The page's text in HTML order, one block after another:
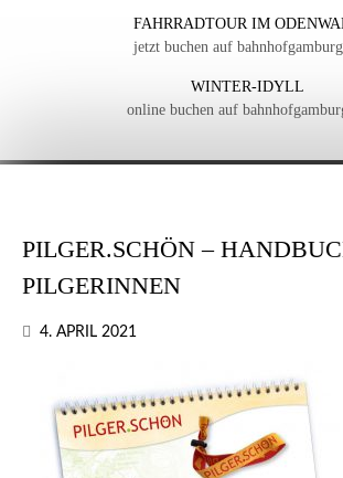
FAHRRADTOUR IM
jetzt buchen auf
WINTER-IDYLL
online buchen auf
PILGER.SCHÖN –
PILGERINNEN
4. APRIL 2021